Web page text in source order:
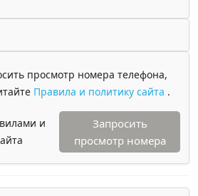
просмотр номера телефона,
Правила и политику сайта .
и
Запросить
просмотр номера